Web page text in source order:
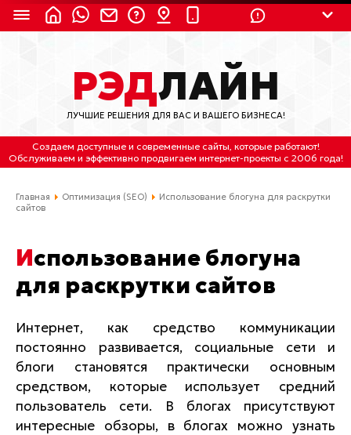
8 (800) 550-9899 (с 2:30 до 11:30 по
Мск)
Бесплатно по России
(4212) 658-653
(4212) 637-673
Отдельный вход \ Левый торец здания
Пн-пт. с 9:30 до 18:30 (по Хбк)
Все контакты
РЭДЛАЙН
ЛУЧШИЕ РЕШЕНИЯ ДЛЯ ВАС И ВАШЕГО БИЗНЕСА!
Создаем доступные и современные сайты, которые работают!
Обслуживаем и эффективно продвигаем интернет-проекты с 2006 года!
Главная Оптимизация (SEO)
Использование блогуна для раскрутки
сайтов
Использование блогуна
для раскрутки сайтов
Интернет, как средство коммуникации
постоянно развивается, социальные сети и
блоги становятся практически основным
средством, которые использует средний
пользователь сети. В блогах присутствуют
интересные обзоры, в блогах можно узнать